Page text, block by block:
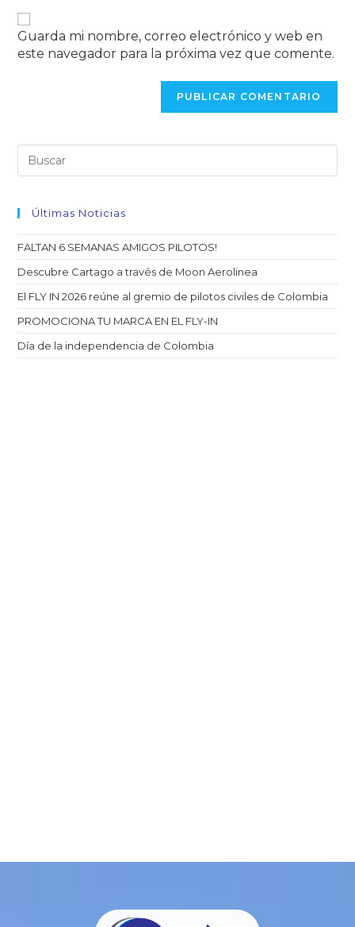
Guarda mi nombre, correo electrónico y web en
este navegador para la próxima vez que comente.
Últimas Noticias
FALTAN 6 SEMANAS AMIGOS PILOTOS!
Descubre Cartago a través de Moon Aerolinea
El FLY IN 2026 reúne al gremio de pilotos civiles de Colombia
PROMOCIONA TU MARCA EN EL FLY-IN
Día de la independencia de Colombia